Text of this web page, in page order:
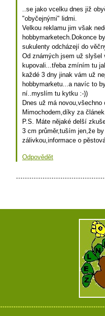
..se jako vcelku dnes již
"obyčejnými" lidmi.
Velkou reklamu jim však
hobbymarketech.Dokonce
sukulenty odcházejí do
Od známých jsem už slyšel
kupovali...třeba zmíním tu
každé 3 dny jinak vám už
hobbymarketu...a navíc to
ní..myslím tu kytku :-))
Dnes už má
Mimochodem,díky za
P.S. Máte nějaké delší
3 cm průměr,tuším jen,že
zálivkou,informace o
Odpovědět